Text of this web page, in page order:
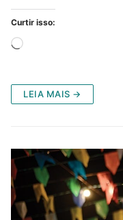
Curtir isso:
Carregando...
LEIA MAIS →